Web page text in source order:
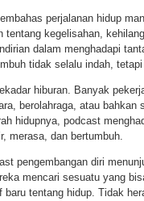
perjalanan hidup
kegelisahan,
dalam menghadapi
tidak selalu indah,
hiburan. Banyak
berolahraga, atau bahkan
hidupnya, podcast
merasa, dan bertumbuh.
pengembangan diri
mencari sesuatu yang
tentang hidup. Tidak